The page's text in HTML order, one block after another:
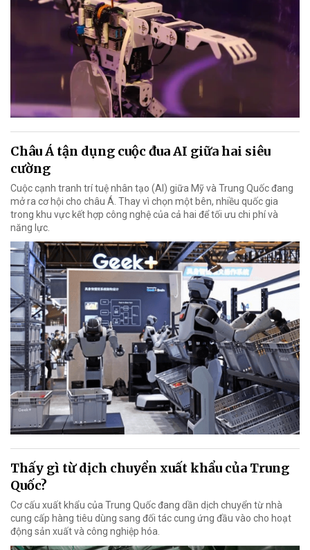
Châu Á tận dụng cuộc đua AI giữa hai siêu
cường
Cuộc cạnh tranh trí tuệ nhân tạo (AI) giữa Mỹ và Trung Quốc đang
mở ra cơ hội cho châu Á. Thay vì chọn một bên, nhiều quốc gia
trong khu vực kết hợp công nghệ của cả hai để tối ưu chi phí và
năng lực.
Thấy gì từ dịch chuyển xuất khẩu của Trung
Quốc?
Cơ cấu xuất khẩu của Trung Quốc đang dần dịch chuyển từ nhà
cung cấp hàng tiêu dùng sang đối tác cung ứng đầu vào cho hoạt
động sản xuất và công nghiệp hóa.